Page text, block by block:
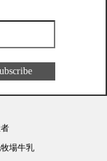
場牛乳